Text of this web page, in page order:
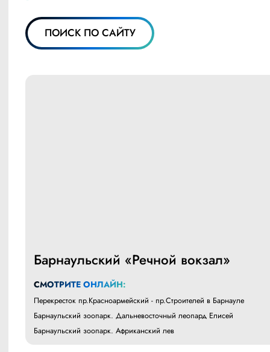
ПОИСК ПО САЙТУ
Барнаульский «Речной вокзал»
СМОТРИТЕ ОНЛАЙН:
Перекресток пр.Красноармейский - пр.Строителей в Барнауле
Барнаульский зоопарк. Дальневосточный леопард Елисей
Барнаульский зоопарк. Африканский лев